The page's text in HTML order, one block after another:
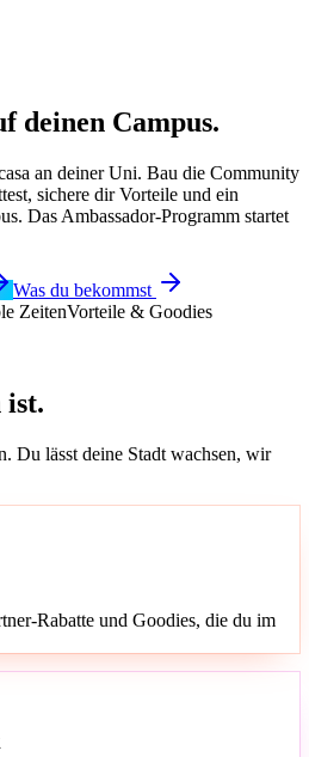
deinen Campus.
an deiner Uni. Bau die Community
sichere dir Vorteile und ein
Das Ambassador-Programm startet
Was du bekommst
ZeitenVorteile & Goodies
ist.
Du lässt deine Stadt wachsen, wir
Rabatte und Goodies, die du im